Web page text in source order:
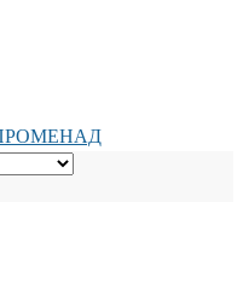
ПРОМЕНАД